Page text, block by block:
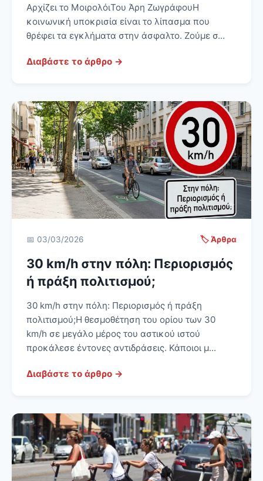
Αρχίζει το ΜοιρολόιΤου Άρη ΖωγράφουΗ
κοινωνική υποκρισία είναι το λίπασμα που
θρέφει τα εγκλήματα στην άσφαλτο. Ζούμε σ...
Διαβάστε το άρθρο →
📅 03/03/2026 🏷️ Άρθρα
30 km/h στην πόλη: Περιορισμός
ή πράξη πολιτισμού;
30 km/h στην πόλη: Περιορισμός ή πράξη
πολιτισμού;Η θεσμοθέτηση του ορίου των 30
km/h σε μεγάλο μέρος του αστικού ιστού
προκάλεσε έντονες αντιδράσεις. Κάποιοι μ...
Διαβάστε το άρθρο →